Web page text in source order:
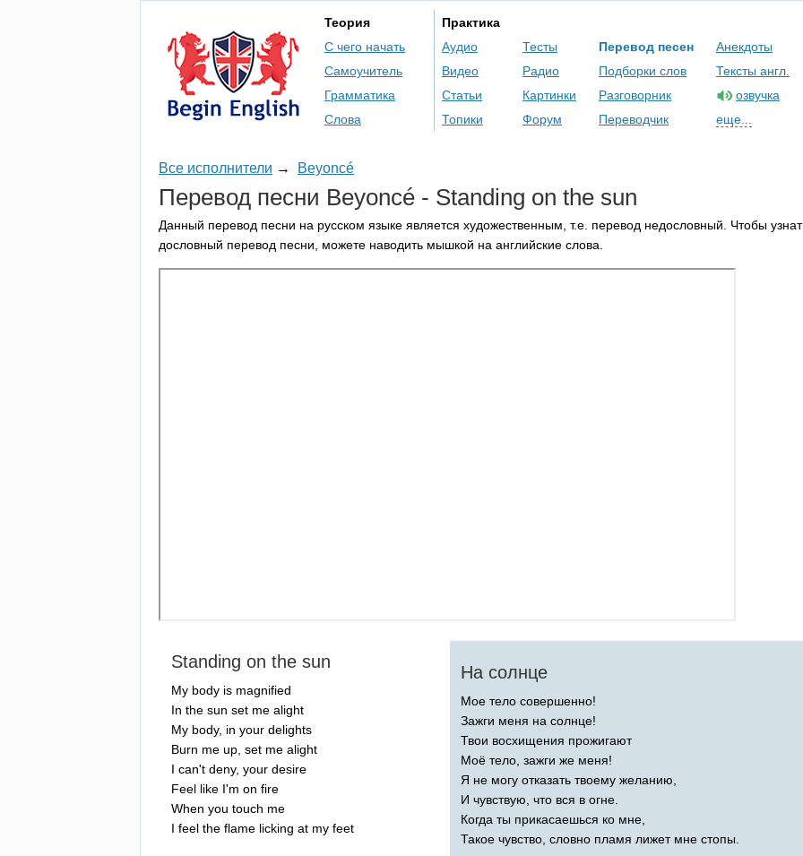
Теория
С чего начать
Самоучитель
Грамматика
Слова
Практика
Аудио
Видео
Статьи
Топики
Тесты
Радио
Картинки
Форум
Перевод песен
Подборки слов
Разговорник
Переводчик
Анекдоты
Тексты англ.
озвучка
еще...
Все исполнители → Beyoncé
Перевод песни Beyoncé - Standing on the sun
Данный перевод песни на русском языке является художественным, т.е. перевод недословный. Чтобы
дословный перевод песни, можете наводить мышкой на английские слова.
Standing on the sun
My body is magnified
In the sun set me alight
My body, in your delights
Burn me up set me alight
I can't deny, your desire
Feel like I'm on fire
When you touch me
I feel the flame licking at my feet
На солнце
Мое тело совершенно!
Зажги меня на солнце!
Твои восхищения прожигают
Моё тело, зажги же меня!
Я не могу отказать твоему желанию,
И чувствую, что вся в огне.
Когда ты прикасаешься ко мне,
Такое чувство, словно пламя лижет мне стопы.